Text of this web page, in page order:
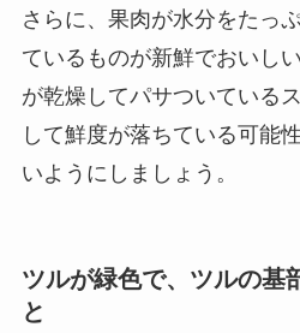
さらに、果肉が水分をたっ
ているものが新鮮でおいし
が乾燥してパサついている
して鮮度が落ちている可能
いようにしましょう。
ツルが緑色で、ツルの基
と